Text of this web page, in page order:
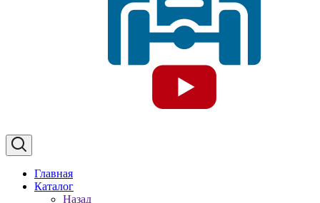
Главная
Каталог
Назад